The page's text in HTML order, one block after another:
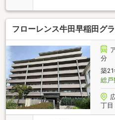
フローレンス牛田早稲田グ
分
築
総戸
丁目